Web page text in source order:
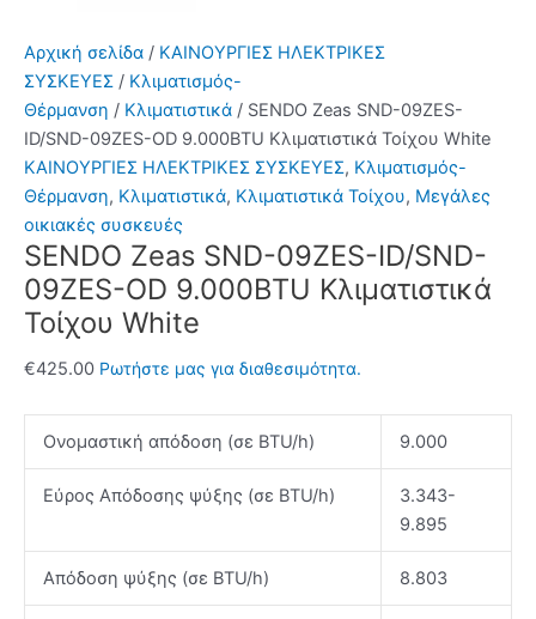
Αρχική σελίδα / ΚΑΙΝΟΥΡΓΙΕΣ ΗΛΕΚΤΡΙΚΕΣ
ΣΥΣΚΕΥΕΣ / Κλιματισμός-
Θέρμανση / Κλιματιστικά / SENDO Zeas SND-09ZES-
ID/SND-09ZES-OD 9.000BTU Κλιματιστικά Τοίχου White
ΚΑΙΝΟΥΡΓΙΕΣ ΗΛΕΚΤΡΙΚΕΣ ΣΥΣΚΕΥΕΣ, Κλιματισμός-
Θέρμανση, Κλιματιστικά, Κλιματιστικά Τοίχου, Μεγάλες
οικιακές συσκευές
SENDO Zeas SND-09ZES-ID/SND-
09ZES-OD 9.000BTU Κλιματιστικά
Τοίχου White
€425.00 Ρωτήστε μας για διαθεσιμότητα.
Ονομαστική απόδοση (σε BTU/h) 9.000
Εύρος Απόδοσης ψύξης (σε BTU/h)
3.343-
9.895
Απόδοση ψύξης (σε BTU/h) 8.803